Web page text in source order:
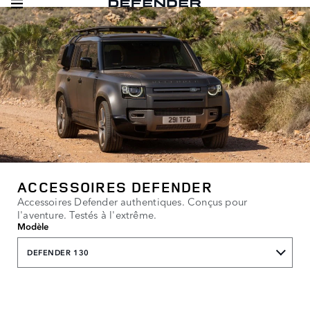
ACCESSOIRES DEFENDER
Accessoires Defender authentiques. Conçus pour
l'aventure. Testés à l'extrême.
Modèle
DEFENDER 130